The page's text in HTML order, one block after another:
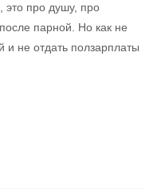
это про душу, про
парной. Но как не
и не отдать ползарплаты